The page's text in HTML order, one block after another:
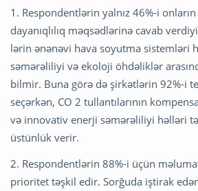
1. Respondentlərin yalnız 46%-i
dayanıqlılıq məqsədlərinə cavab
lərin ənənəvi hava soyutma sistemləri
səmərəliliyi və ekoloji öhdəliklər
bilmir. Buna görə də şirkətlərin 92%-i
seçərkən, CO 2 tullantılarının
və innovativ enerji səmərəliliyi həlləri
üstünlük verir.
2. Respondentlərin 88%-i üçün
prioritet təşkil edir. Sorğuda iştirak